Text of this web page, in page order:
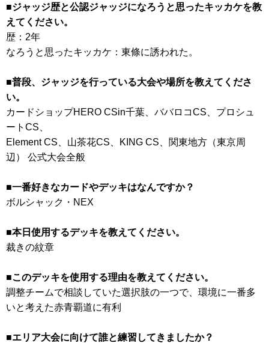
■ジャッジ歴と公認ジャッジになろうと思ったキッカケを教
えてください。
歴：2年
なろうと思ったキッカケ：東條に誘われた。
■普段、ジャッジを行っている大会や場所を教えてくださ
い。
カードショップHERO CSin千葉、ババロコCS、プロシュ
ートCS、
Element CS、山茶花CS、KING CS、関東地方（東京周
辺） 公式大会全般
■一番好きなカードやデッキはなんですか？
ボルシャック・NEX
■本日使用するデッキを教えてください。
裁きの紋章
■このデッキを使用する理由を教えてください。
調整チームで相談していた選択肢の一つで、環境に一番多
いと考えた赤青覇道に有利
■エリア大会に向けて誰と練習してきましたか？